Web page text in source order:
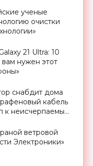
ученые
очистки
21 Ultra: 10
вам нужен этот
снабдит дома
кабель
к неисчерпаемым
(видео) -
ветровой
Электроники»